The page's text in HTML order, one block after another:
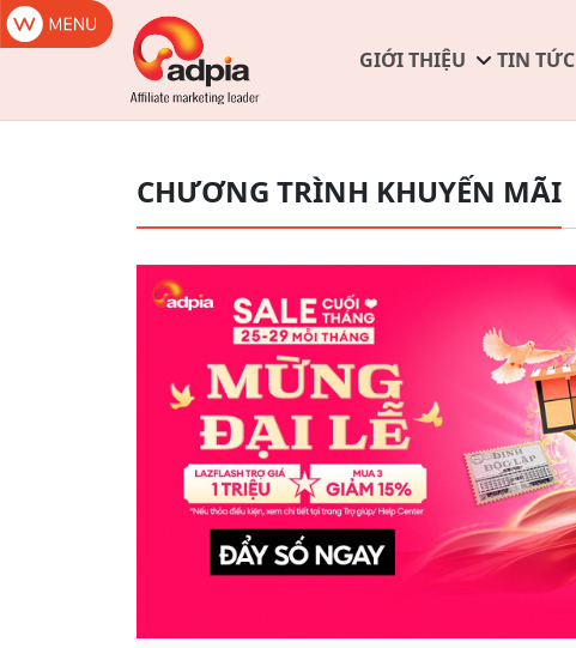
GIỚI THIỆU TIN TỨC
CHƯƠNG TRÌNH KHUYẾN MÃI